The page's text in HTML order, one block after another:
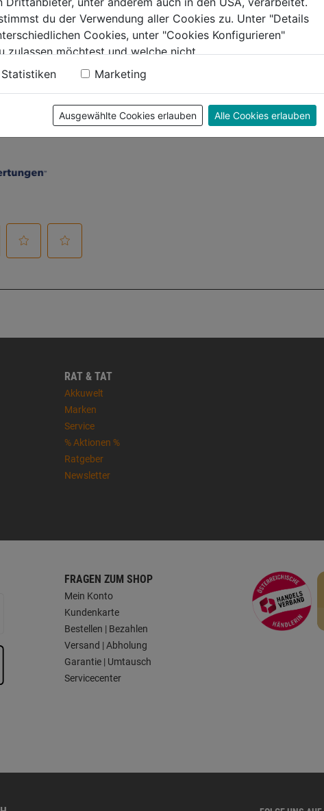
von
5
Sternen.
81,99€
von
5
Sternen.
82,99€
€ 33,20/1 L
5
€
RAT & TAT
Akkuwelt
Marken
Service
% Aktionen %
Ratgeber
Newsletter
FRAGEN ZUM SHOP
Mein Konto
Kundenkarte
Bestellen | Bezahlen
Versand | Abholung
Garantie | Umtausch
Servicecenter
du der Verwendung aller Cookies zu. Unter "Details
Cookies, unter "Cookies Konfigurieren"
zulassen möchtest und welche nicht.
Datenschutzerklärung
Statistiken Marketing
Ausgewählte Cookies erlauben Alle Cookies erlauben